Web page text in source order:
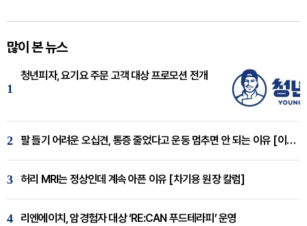
많이 본 뉴스
1
청년피자, 요기요 주문 고객 대상 프로모션 전개
2 팔 들기 어려운 오십견, 통증 줄었다고 운동 멈추면 안 되는 이유 [이병욱 원장 칼럼]
3 허리 MRI는 정상인데 계속 아픈 이유 [차기용 원장 칼럼]
4 리엔에이치, 암경험자 대상 ‘RE:CAN 푸드테라피’ 운영